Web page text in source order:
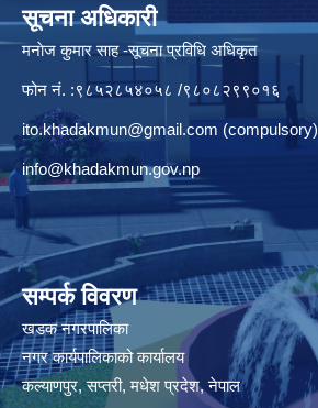
सूचना अधिकारी
मनाेज कुमार साह -सूचना प्रविधि अधिकृत
फोन नं. :९८५२८५४०५८ /९८०८२९९०१६
ito.khadakmun@gmail.com (compulsory)
info@khadakmun.gov.np
सम्पर्क विवरण
खडक नगरपालिका
नगर कार्यपालिकाको कार्यालय
कल्याणपुर, सप्तरी, मधेश प्रदेश, नेपाल